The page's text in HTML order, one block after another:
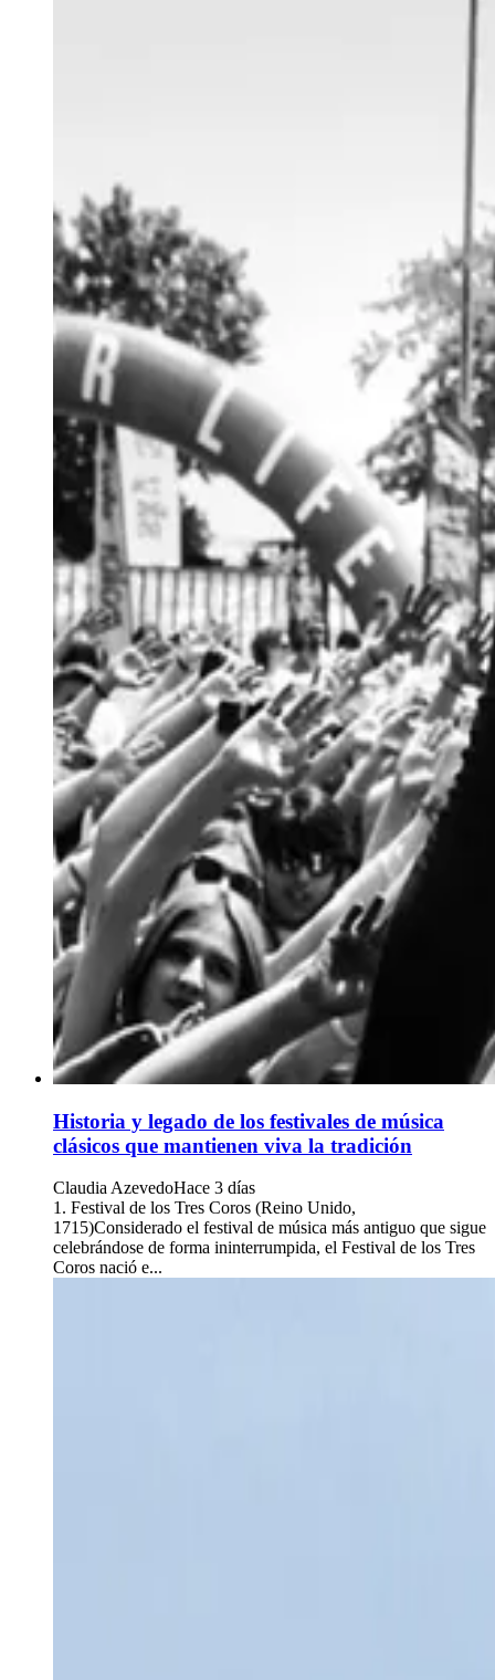
Historia y legado de los festivales de música
clásicos que mantienen viva la tradición
Claudia AzevedoHace 3 días
1. Festival de los Tres Coros (Reino Unido,
1715)Considerado el festival de música más antiguo que sigue
celebrándose de forma ininterrumpida, el Festival de los Tres
Coros nació e...